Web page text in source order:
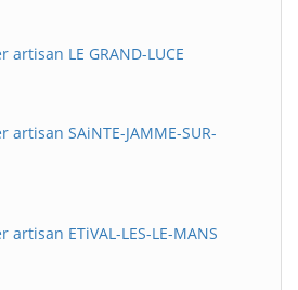
LE GRAND-LUCE
SAiNTE-JAMME-SUR-
ETiVAL-LES-LE-MANS